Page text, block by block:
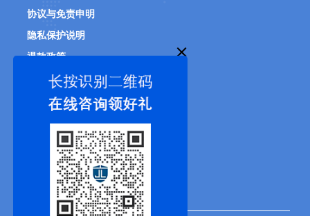
协议与免责申明
隐私保护说明
退款政策
400-050-8619